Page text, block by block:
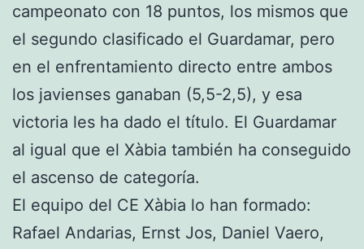
campeonato con 18 puntos, los mismos que
el segundo clasificado el Guardamar, pero
en el enfrentamiento directo entre ambos
los javienses ganaban (5,5-2,5), y esa
victoria les ha dado el título. El Guardamar
al igual que el Xàbia también ha conseguido
el ascenso de categoría.
El equipo del CE Xàbia lo han formado:
Rafael Andarias, Ernst Jos, Daniel Vaero,